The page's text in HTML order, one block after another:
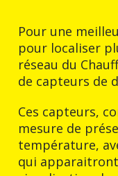
Pour une
pour localiser
réseau du
de capteurs de
Ces capteurs,
mesure de
température,
qui